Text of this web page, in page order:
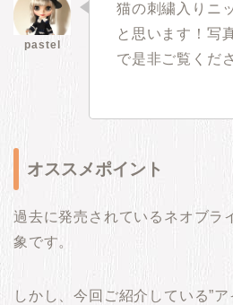
猫の刺繍入りニ
と思います！写
で是非ご覧くだ
オススメポイント
過去に発売されているネオブラ
象です。
しかし、今回ご紹介している”